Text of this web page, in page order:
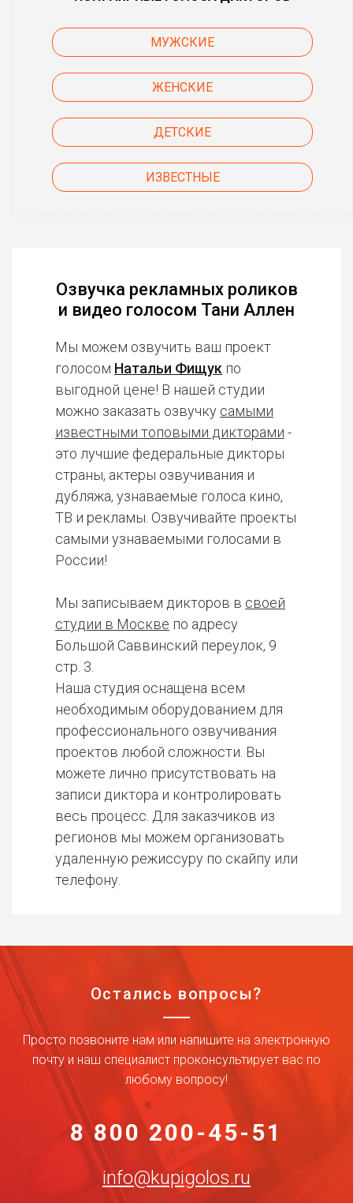
МУЖСКИЕ
ЖЕНСКИЕ
ДЕТСКИЕ
ИЗВЕСТНЫЕ
Озвучка рекламных роликов
и видео голосом Тани Аллен
Мы можем озвучить ваш проект
голосом Натальи Фищук по
выгодной цене! В нашей студии
можно заказать озвучку самыми
известными топовыми дикторами -
это лучшие федеральные дикторы
страны, актеры озвучивания и
дубляжа, узнаваемые голоса кино,
ТВ и рекламы. Озвучивайте проекты
самыми узнаваемыми голосами в
России!
Мы записываем дикторов в своей
студии в Москве по адресу
Большой Саввинский переулок, 9
стр. 3.
Наша студия оснащена всем
необходимым оборудованием для
профессионального озвучивания
проектов любой сложности. Вы
можете лично присутствовать на
записи диктора и контролировать
весь процесс. Для заказчиков из
регионов мы можем организовать
удаленную режиссуру по скайпу или
телефону.
Остались вопросы?
Просто позвоните нам или напишите на электронную
почту и наш специалист проконсультирует вас по
любому вопросу!
8 800 200-45-51
info@kupigolos.ru